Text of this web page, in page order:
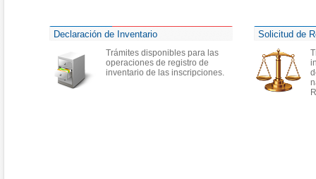
Declaración de Inventario
Trámites disponibles para las
operaciones de registro de
inventario de las inscripciones.
Solicitud de